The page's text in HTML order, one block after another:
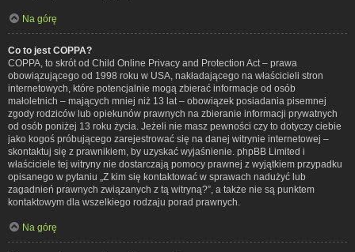
Na górę
Co to jest COPPA?
COPPA, to skrót od Child Online Privacy and Protection Act – prawa
obowiązującego od 1998 roku w USA, nakładającego na właścicieli stron
internetowych, które potencjalnie mogą zbierać informacje od osób
małoletnich – mających mniej niż 13 lat – obowiązek posiadania pisemnej
zgody rodziców lub opiekunów prawnych na zbieranie informacji prywatnych
od osób poniżej 13 roku życia. Jeżeli nie masz pewności czy to dotyczy ciebie
jako kogoś próbującego zarejestrować się na danej witrynie internetowej –
skontaktuj się z prawnikiem, by uzyskać wyjaśnienie. phpBB Limited i
właściciele tej witryny nie dostarczają pomocy prawnej z wyjątkiem przypadku
opisanego w pytaniu „Z kim się kontaktować w sprawach nadużyć lub
zagadnień prawnych związanych z tą witryną?”, a także nie są punktem
kontaktowym dla wszelkiego rodzaju porad prawnych.
Na górę